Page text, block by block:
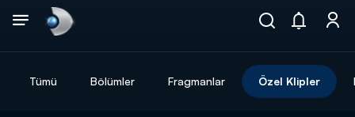
Tümü Bölümler Fragmanlar Özel Klipler